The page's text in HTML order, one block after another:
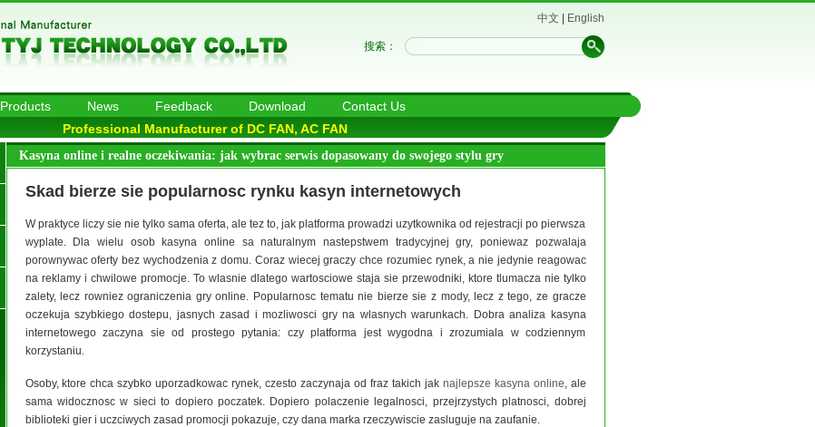
中文 English
搜索：
Products News Feedback Download
Contact Us
Professional Manufacturer of DC FAN, AC FAN
Kasyna online i realne oczekiwania: jak wybrac serwis dopasowany do swojego stylu gry
Skad bierze sie popularnosc rynku kasyn internetowych
W praktyce liczy sie nie tylko sama oferta, ale tez to, jak platforma prowadzi uzytkownika od rejestracji po pierwsza
wyplate. Dla wielu osob kasyna online sa naturalnym nastepstwem tradycyjnej gry, poniewaz pozwalaja
porownywac oferty bez wychodzenia z domu. Coraz wiecej graczy chce rozumiec rynek, a nie jedynie reagowac
na reklamy i chwilowe promocje. To wlasnie dlatego wartosciowe staja sie przewodniki, ktore tlumacza nie tylko
zalety, lecz rowniez ograniczenia gry online. Popularnosc tematu nie bierze sie z mody, lecz z tego, ze gracze
oczekuja szybkiego dostepu, jasnych zasad i mozliwosci gry na wlasnych warunkach. Dobra analiza kasyna
internetowego zaczyna sie od prostego pytania: czy platforma jest wygodna i zrozumiala w codziennym
korzystaniu.
Osoby, ktore chca szybko uporzadkowac rynek, czesto zaczynaja od fraz takich jak najlepsze kasyna online, ale
sama widocznosc w sieci to dopiero poczatek. Dopiero polaczenie legalnosci, przejrzystych platnosci, dobrej
biblioteki gier i uczciwych zasad promocji pokazuje, czy dana marka rzeczywiscie zasluguje na zaufanie.